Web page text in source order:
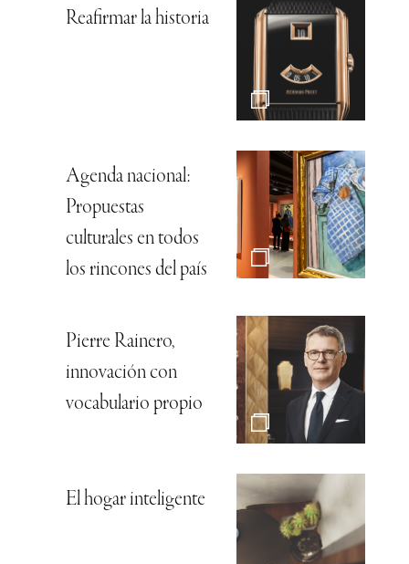
Reafirmar la historia
Agenda nacional:
Propuestas
culturales en todos
los rincones del país
Pierre Rainero,
innovación con
vocabulario propio
El hogar inteligente